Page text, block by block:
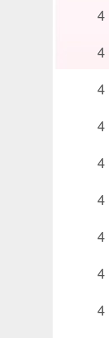
4
4
4
4
4
4
4
4
4